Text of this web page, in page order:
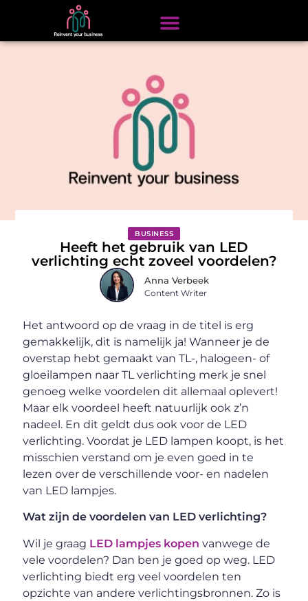
BUSINESS
Heeft het gebruik van LED
verlichting echt zoveel voordelen?
Anna Verbeek
Content Writer
Het antwoord op de vraag in de titel is erg
gemakkelijk, dit is namelijk ja! Wanneer je de
overstap hebt gemaakt van TL-, halogeen- of
gloeilampen naar TL verlichting merk je snel
genoeg welke voordelen dit allemaal oplevert!
Maar elk voordeel heeft natuurlijk ook z’n
nadeel. En dit geldt dus ook voor de LED
verlichting. Voordat je LED lampen koopt, is het
misschien verstand om je even goed in te
lezen over de verschillende voor- en nadelen
van LED lampjes.
Wat zijn de voordelen van LED verlichting?
Wil je graag LED lampjes kopen vanwege de
vele voordelen? Dan ben je goed op weg. LED
verlichting biedt erg veel voordelen ten
opzichte van andere verlichtingsbronnen. Zo is